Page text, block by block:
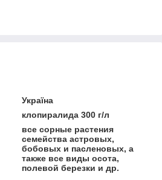
Україна
клопиралида 300 г/л
все сорные растения
семейства астровых,
бобовых и пасленовых, а
также все виды осота,
полевой березки и др.